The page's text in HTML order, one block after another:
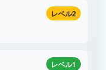
レベル2
レベル1